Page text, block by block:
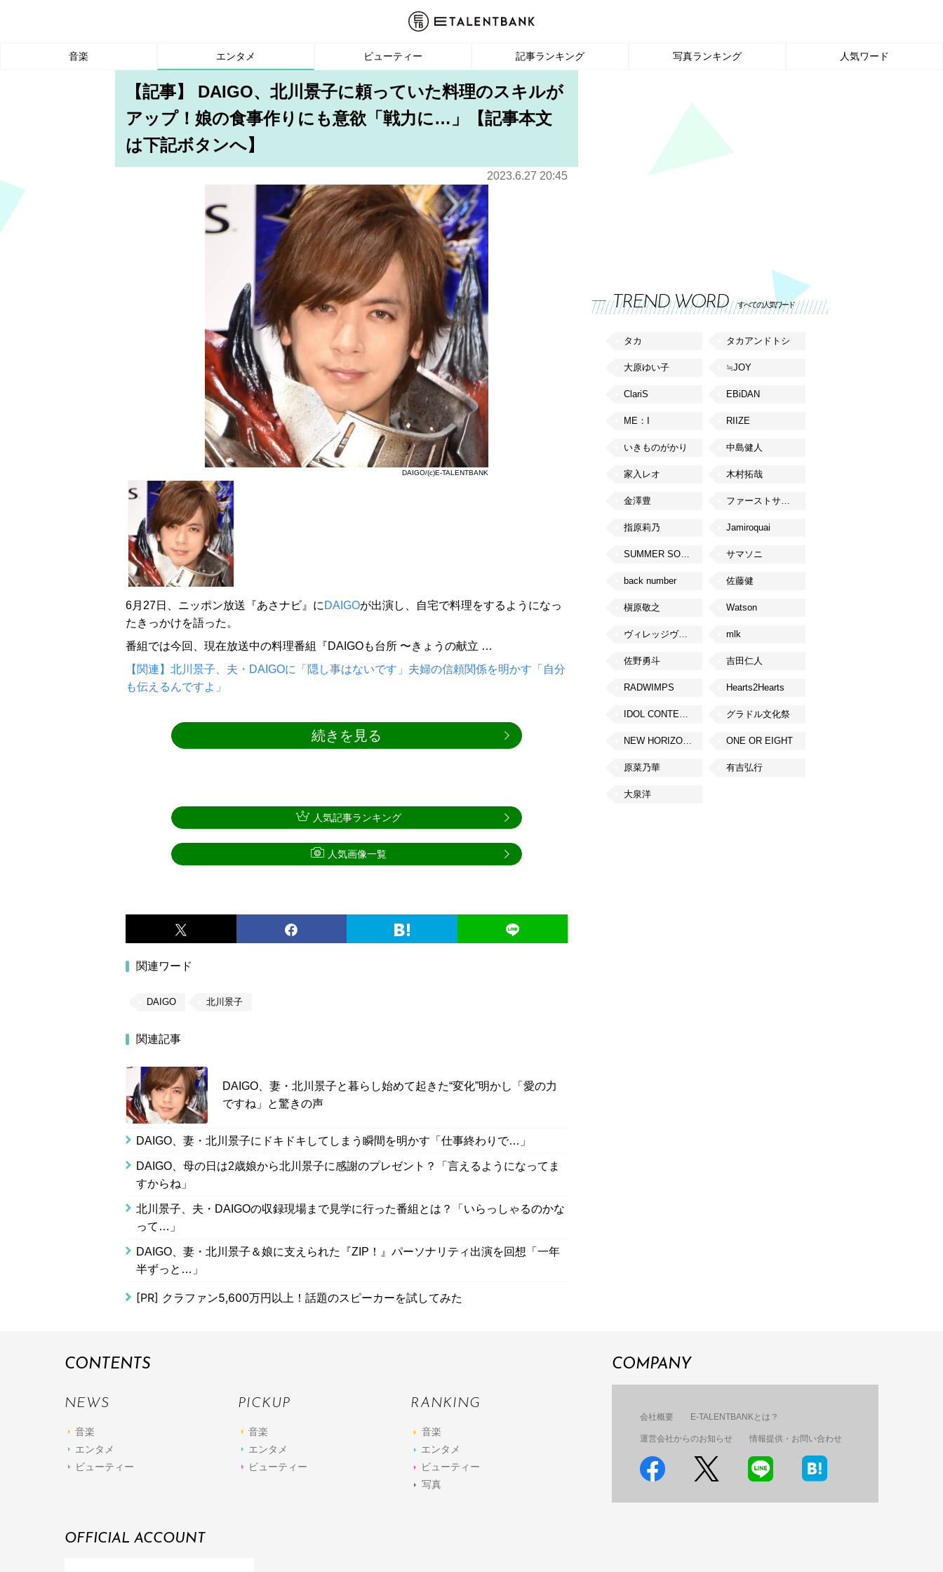
音楽 エンタメ ビューティー 記事ランキング 写真ランキング 人気ワード
【記事】 DAIGO、北川景子に頼っていた料理のスキルが
アップ！娘の食事作りにも意欲「戦力に…」【記事本文
は下記ボタンへ】
2023.6.27 20:45
DAIGO/(c)E-TALENTBANK
6月27日、ニッポン放送『あさナビ』に DAIGOが出演し、自宅で料理をするようになっ
たきっかけを語った。
番組では今回、現在放送中の料理番組『DAIGOも台所 〜きょうの献立 …
【関連】北川景子、夫・DAIGOに「隠し事はないです」夫婦の信頼関係を明かす「自分
も伝えるんですよ」
続きを見る
関連ワード
DAIGO 北川景子
関連記事
DAIGO、妻・北川景子と暮らし始めて起きた“変化”明かし「愛の力
ですね」と驚きの声
DAIGO、妻・北川景子にドキドキしてしまう瞬間を明かす「仕事終わりで…」
DAIGO、母の日は2歳娘から北川景子に感謝のプレゼント？「言えるようになってま
すからね」
北川景子、夫・DAIGOの収録現場まで見学に行った番組とは？「いらっしゃるのかな
って…」
DAIGO、妻・北川景子＆娘に支えられた『ZIP！』パーソナリティ出演を回想「一年
半ずっと…」
[PR] クラファン5,600万円以上！話題のスピーカーを試してみた
人気記事ランキング
人気画像一覧
TREND WORD すべての人気ワード
タカ タカアンドトシ
大原ゆい子 ≒JOY
ClariS EBiDAN
ME：I RIIZE
いきものがかり 中島健人
家入レオ 木村拓哉
金澤豊 ファーストサマーウイカ
指原莉乃 Jamiroquai
SUMMER SONIC サマソニ
back number 佐藤健
槇原敬之 Watson
ヴィレッジヴァンガード mlk
佐野勇斗 吉田仁人
RADWIMPS Hearts2Hearts
IDOL CONTENT EXPO グラドル文化祭
NEW HORIZON FEST ONE OR EIGHT
原菜乃華 有吉弘行
大泉洋
CONTENTS
NEWS
音楽
エンタメ
ビューティー
PICKUP
音楽
エンタメ
ビューティー
RANKING
音楽
エンタメ
ビューティー
写真
COMPANY
会社概要 E-TALENTBANKとは？
運営会社からのお知らせ 情報提供・お問い合わせ
OFFICIAL ACCOUNT